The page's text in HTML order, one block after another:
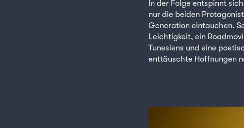
In der Folge entspinnt
nur die beiden
Generation eintauchen.
Leichtigkeit, ein
Tunesiens und eine
enttäuschte Hoffnungen